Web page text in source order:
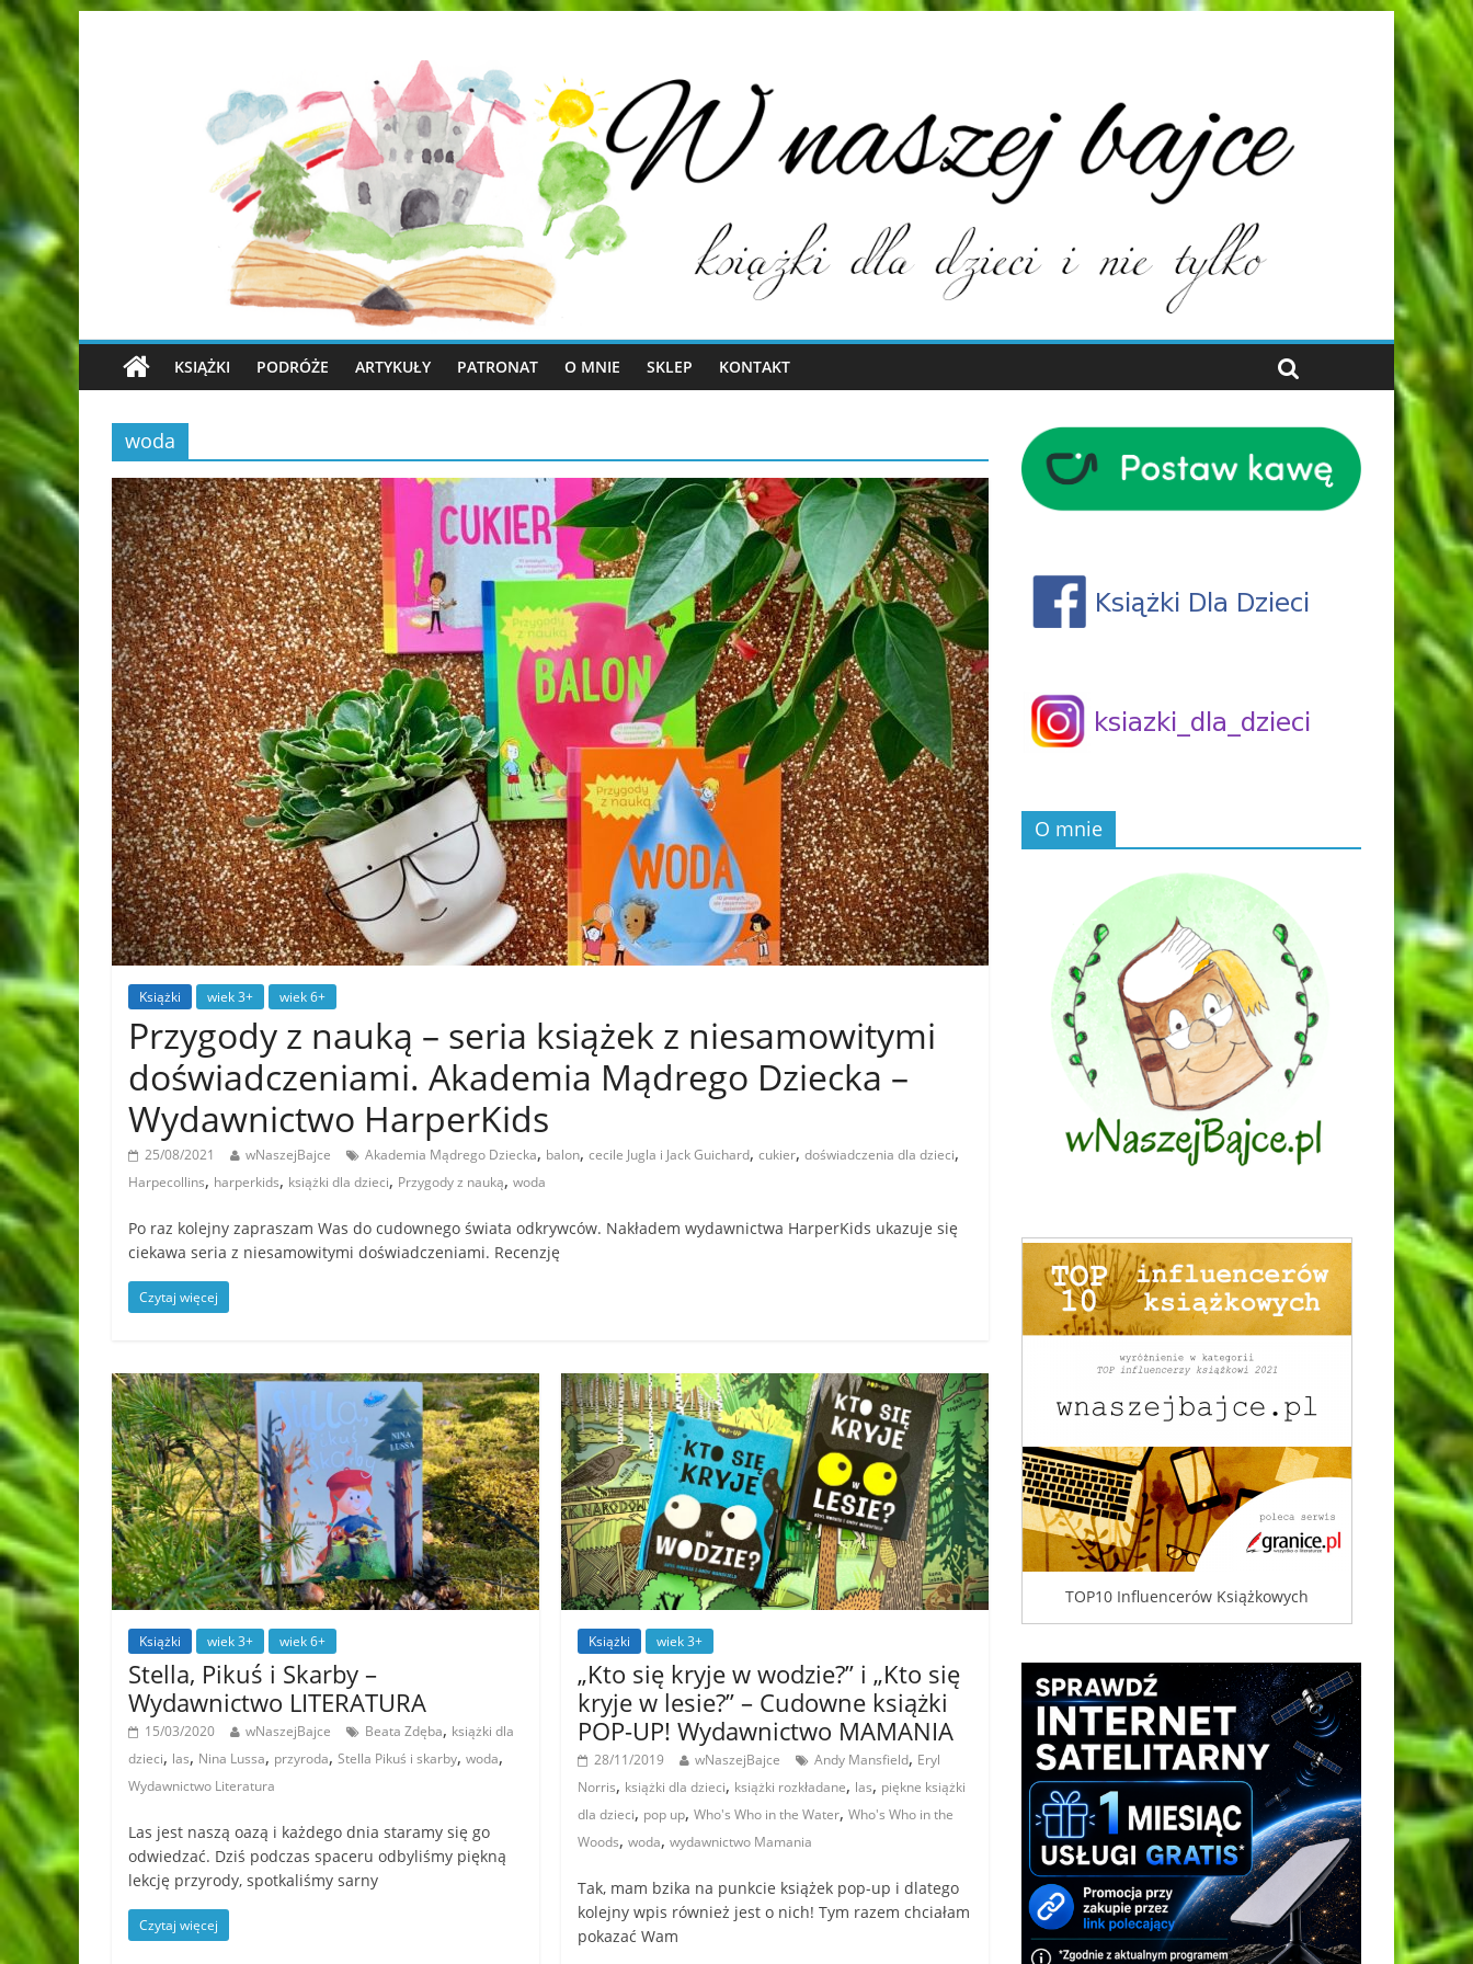
KSIĄŻKI PODRÓŻE ARTYKUŁY PATRONAT O MNIE SKLEP KONTAKT
woda
Książki wiek 3+ wiek 6+
Przygody z nauką – seria książek z niesamowitymi
doświadczeniami. Akademia Mądrego Dziecka –
Wydawnictwo HarperKids
25/08/2021 wNaszejBajce Akademia Mądrego Dziecka, balon, cecile Jugla i Jack Guichard, cukier, doświadczenia dla dzieci,
Harpecollins, harperkids, książki dla dzieci, Przygody z nauką, woda
Po raz kolejny zapraszam Was do cudownego świata odkrywców. Nakładem wydawnictwa HarperKids ukazuje się
ciekawa seria z niesamowitymi doświadczeniami. Recenzję
Czytaj więcej
Książki wiek 3+ wiek 6+
Stella, Pikuś i Skarby –
Wydawnictwo LITERATURA
15/03/2020 wNaszejBajce Beata Zdęba, książki dla
dzieci, las, Nina Lussa, przyroda, Stella Pikuś i skarby, woda,
Wydawnictwo Literatura
Las jest naszą oazą i każdego dnia staramy się go
odwiedzać. Dziś podczas spaceru odbyliśmy piękną
lekcję przyrody, spotkaliśmy sarny
Czytaj więcej
Książki wiek 3+
„Kto się kryje w wodzie?” i „Kto się
kryje w lesie?” – Cudowne książki
POP-UP! Wydawnictwo MAMANIA
28/11/2019 wNaszejBajce Andy Mansfield, Eryl
Norris, książki dla dzieci, książki rozkładane, las, piękne książki
dla dzieci, pop up,Who's Who in the Water,Who's Who in the
Woods,woda,wydawnictwo Mamania
Tak, mam bzika na punkcie książek pop-up i dlatego
kolejny wpis również jest o nich! Tym razem chciałam
pokazać Wam
O mnie
TOP10 Influencerów Książkowych